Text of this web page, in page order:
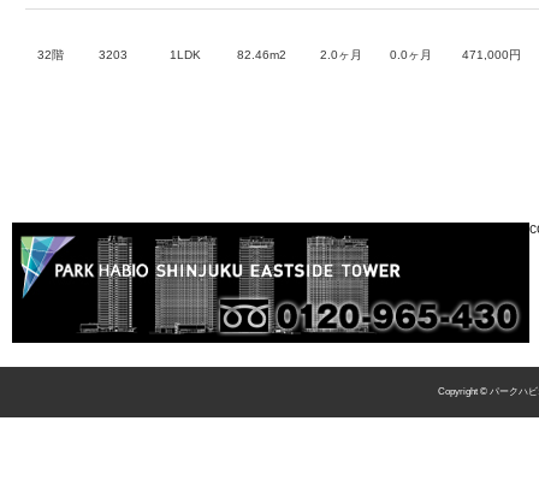
32階 3203 1LDK 82.46m2 2.0ヶ月 0.0ヶ月 471,000円
Copyright © パークハ